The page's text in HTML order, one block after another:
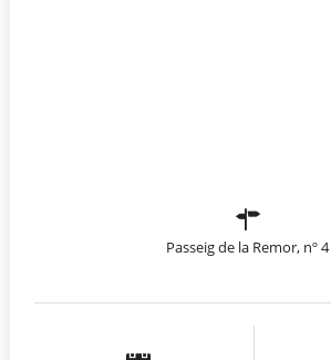
Passeig de la Remor, nº 4